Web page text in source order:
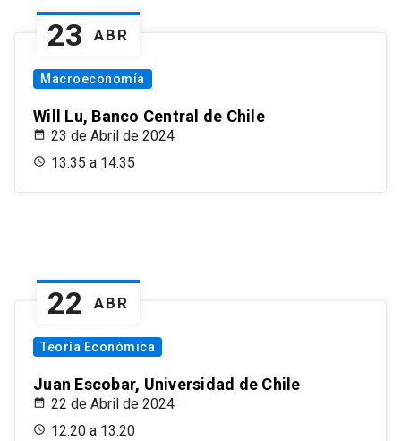
23 ABR
Macroeconomía
Will Lu, Banco Central de Chile
23 de Abril de 2024
13:35 a 14:35
22 ABR
Teoría Económica
Juan Escobar, Universidad de Chile
22 de Abril de 2024
12:20 a 13:20